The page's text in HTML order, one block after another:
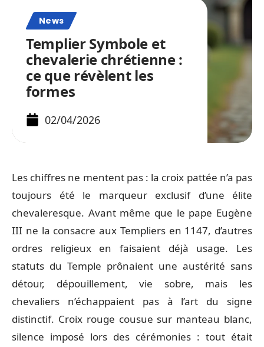
News
Templier Symbole et
chevalerie chrétienne :
ce que révèlent les
formes
02/04/2026
Les chiffres ne mentent pas : la croix pattée n’a pas
toujours été le marqueur exclusif d’une élite
chevaleresque. Avant même que le pape Eugène
III ne la consacre aux Templiers en 1147, d’autres
ordres religieux en faisaient déjà usage. Les
statuts du Temple prônaient une austérité sans
détour, dépouillement, vie sobre, mais les
chevaliers n’échappaient pas à l’art du signe
distinctif. Croix rouge cousue sur manteau blanc,
silence imposé lors des cérémonies : tout était